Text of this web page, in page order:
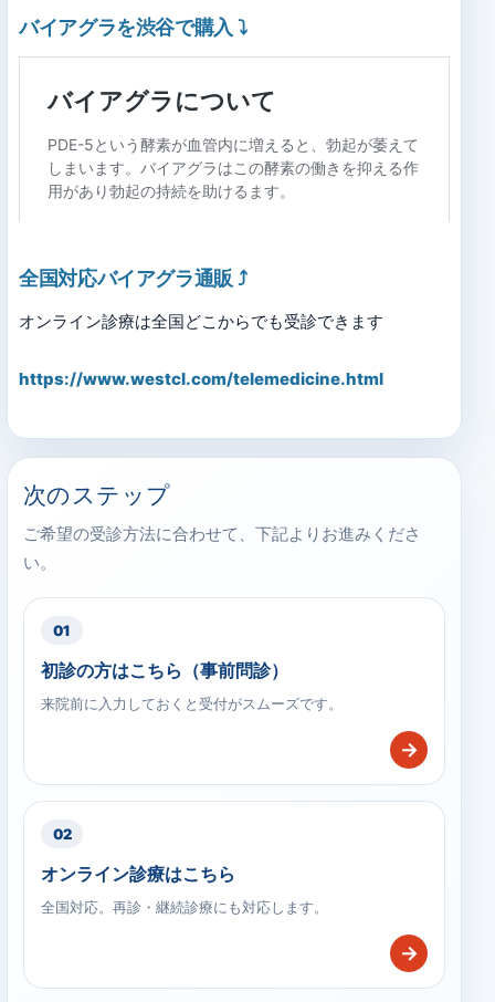
バイアグラを渋谷で購入 ⤵
全国対応バイアグラ通販 ⤴
オンライン診療は全国どこからでも受診できます
https://www.westcl.com/telemedicine.html
次のステップ
ご希望の受診方法に合わせて、下記よりお進みくださ
い。
01
初診の方はこちら（事前問診）
来院前に入力しておくと受付がスムーズです。
→
02
オンライン診療はこちら
全国対応。再診・継続診療にも対応します。
→